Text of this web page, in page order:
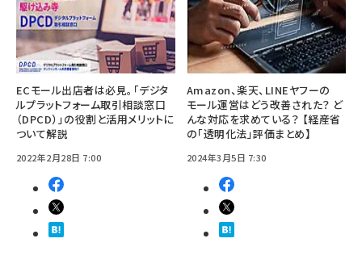
ECモール出店者は必見。「デジタ
ルプラットフォーム取引相談窓口
（DPCD）」の役割と活用メリットに
ついて解説
2022年2月28日 7:00
Amazon、楽天、LINEヤフーの
モール運営はどう改善された？ ど
んな対応を求めている？ 【経産省
の「透明化法」評価まとめ】
2024年3月5日 7:30